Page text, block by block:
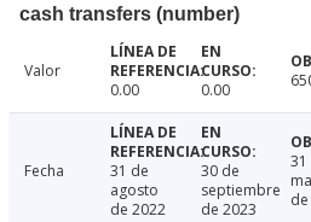
cash transfers (number)
Valor
0.00
0.00
Fecha
31 de
agosto
de 2022
30 de
septiembre
de 2023
31